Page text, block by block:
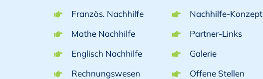
Französ. Nachhilfe
Mathe Nachhilfe
Englisch Nachhilfe
Rechnungswesen
Nachhilfe-Konzept
Partner-Links
Galerie
Offene Stellen